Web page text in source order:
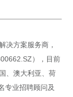
决方案服务商，
），目前
、澳大利亚、荷
专业招聘顾问及